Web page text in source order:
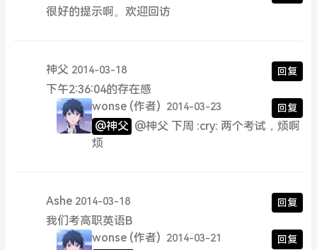
很好的提示啊。欢迎回访
神父 2014-03-18 回复
下午2:36:04的存在感
wonse (作者) 2014-03-23 回复
@神父 @神父 下周 :cry: 两个考试，烦啊
烦
Ashe 2014-03-18 回复
我们考高职英语B
wonse (作者) 2014-03-21 回复